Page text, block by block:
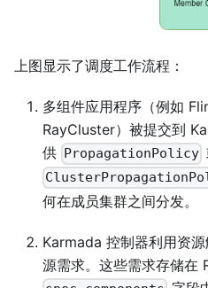
上图显示了调度工作流程：
多组件应用程序（例如
RayCluster）被提交到
供
PropagationPolicy
何在成员集群之间分发。
Karmada 控制器利用资
源需求。这些需求存储在